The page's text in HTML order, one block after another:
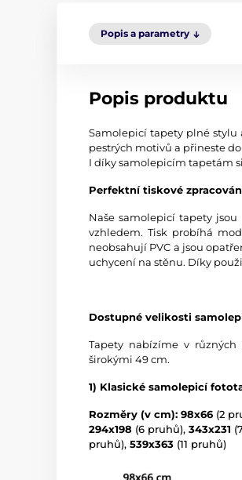
Popis a parametry
Popis produktu
Samolepicí tapety plné stylu
pestrých motivů a přineste
I díky samolepicím tapetám
Perfektní tiskové
Naše samolepicí tapety
vzhledem. Tisk probíhá
neobsahují PVC a jsou
uchycení na stěnu. Díky
Dostupné velikosti
Tapety nabízíme v
širokými 49 cm.
1) Klasické samolepicí
Rozměry (v cm): 98x66 (2
294x198 (6 pruhů), 343x231
pruhů), 539x363 (11 pruhů)